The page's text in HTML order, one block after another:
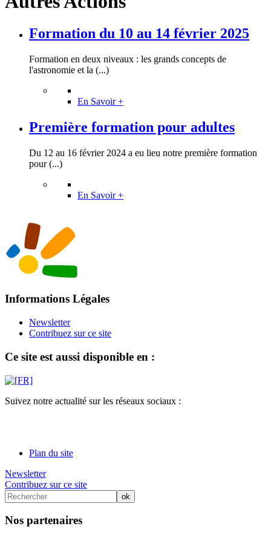
Formation du 10 au 14 février 2025
Formation en deux niveaux : les grands concepts de
l'astronomie et la (...)
En Savoir +
Première formation pour adultes
Du 12 au 16 février 2024 a eu lieu notre première formation
pour (...)
En Savoir +
Informations Légales
Newsletter
Contribuez sur ce site
Ce site est aussi disponible en :
Suivez notre actualité sur les réseaux sociaux :
Plan du site
Newsletter
Contribuez sur ce site
Nos partenaires